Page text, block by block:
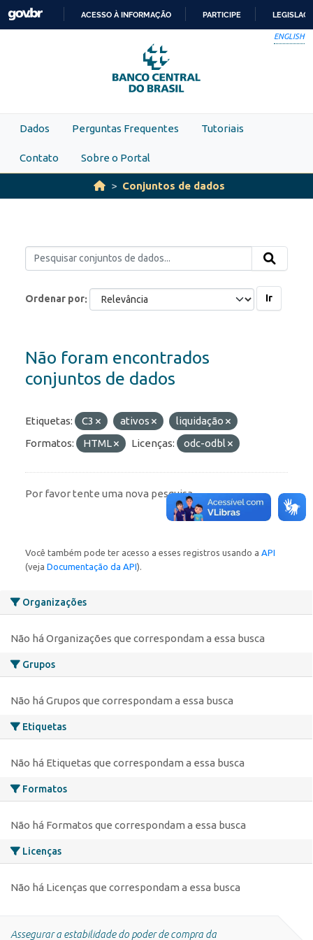
Skip to main content
PARA
O
CONTEÚDO
ACESSO À INFORMAÇÃO PARTICIPE
ENGLISH
Dados Perguntas Frequentes Tutoriais
Contato Sobre o Portal
Conjuntos de dados
Organizações
Não há Organizações que correspondam a essa busca
Grupos
Não há Grupos que correspondam a essa busca
Etiquetas
Não há Etiquetas que correspondam a essa busca
Formatos
Não há Formatos que correspondam a essa busca
Licenças
Não há Licenças que correspondam a essa busca
Ordenar por Ir
Não foram encontrados
conjuntos de dados
Etiquetas: C3 ativos
liquidação
Formatos:
HTML Licenças: odc-odbl
Por favor tente uma nova pesquisa.
Você também pode ter acesso a esses registros usando a API
(veja Documentação da API).
Assegurar a estabilidade do poder de compra da